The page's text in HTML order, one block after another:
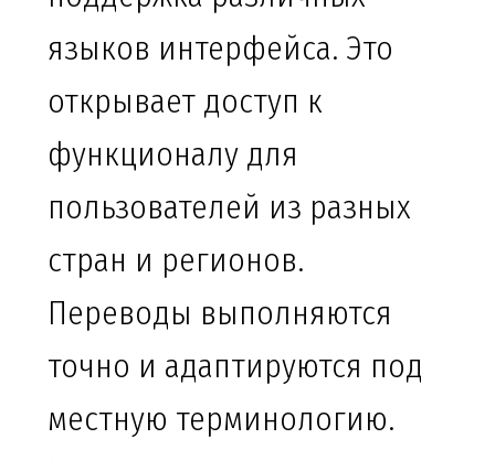
языков интерфейса. Это
открывает доступ к
функционалу для
пользователей из разных
стран и регионов.
Переводы выполняются
точно и адаптируются под
местную терминологию.